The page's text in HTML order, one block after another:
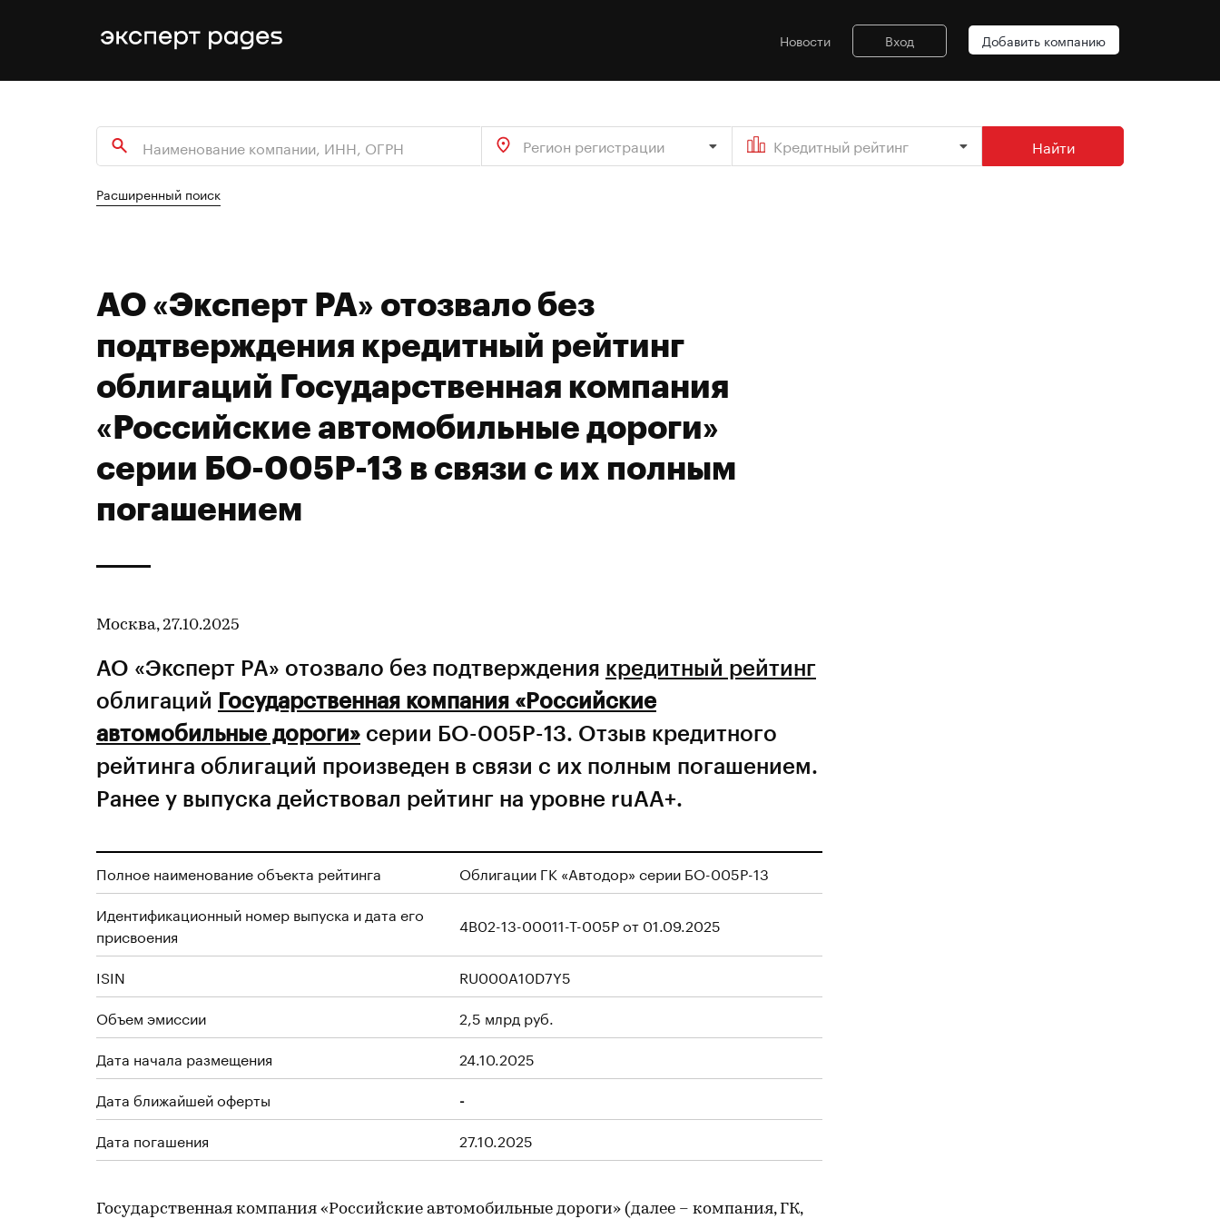
Новости Вход Добавить компанию
Регион регистрации Кредитный рейтинг Найти
Расширенный поиск
АО «Эксперт РА» отозвало без
подтверждения кредитный рейтинг
облигаций Государственная компания
«Российские автомобильные дороги»
серии БО-005Р-13 в связи с их полным
погашением
Москва, 27.10.2025
АО «Эксперт РА» отозвало без подтверждения кредитный рейтинг
облигаций Государственная компания «Российские
автомобильные дороги» серии БО-005Р-13. Отзыв кредитного
рейтинга облигаций произведен в связи с их полным погашением.
Ранее у выпуска действовал рейтинг на уровне ruAA+.
Полное наименование объекта рейтинга Облигации ГК «Автодор» серии БО-005Р-13
Идентификационный номер выпуска и дата его
присвоения
4B02-13-00011-T-005P от 01.09.2025
ISIN
RU000A10D7Y5
Объем эмиссии
2,5 млрд руб.
Дата начала размещения
24.10.2025
Дата ближайшей оферты
-
Дата погашения
27.10.2025
Государственная компания «Российские автомобильные дороги» (далее – компания, ГК,